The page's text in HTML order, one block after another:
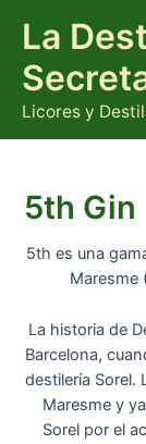
contenido
La
Licores y
5th Gin
5th es una
Maresme
La historia de
Barcelona,
destilería Sorel.
Maresme y
Sorel por el